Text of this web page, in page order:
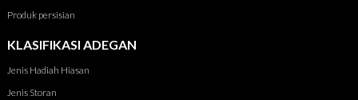
Produk persisian
KLASIFIKASI ADEGAN
Jenis Hadiah Hiasan
Jenis Storan